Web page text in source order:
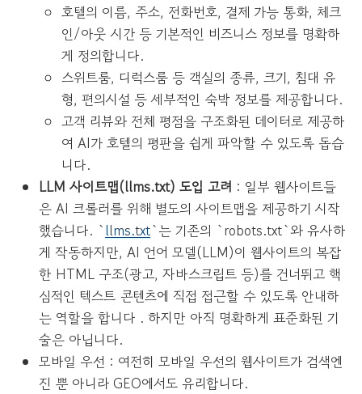
호텔의 이름, 주소, 전화번호, 결제 가능 통화, 체크
인/아웃 시간 등 기본적인 비즈니스 정보를 명확하
게 정의합니다.
스위트룸, 디럭스룸 등 객실의 종류, 크기, 침대 유
형, 편의시설 등 세부적인 숙박 정보를 제공합니다.
고객 리뷰와 전체 평점을 구조화된 데이터로 제공하
여 AI가 호텔의 평판을 쉽게 파악할 수 있도록 돕습
니다.
LLM 사이트맵(llms.txt) 도입 고려 : 일부 웹사이트들
은 AI 크롤러를 위해 별도의 사이트맵을 제공하기 시작
했습니다. `llms.txt`는 기존의 `robots.txt`와 유사하
게 작동하지만, AI 언어 모델(LLM)이 웹사이트의 복잡
한 HTML 구조(광고, 자바스크립트 등)를 건너뛰고 핵
심적인 텍스트 콘텐츠에 직접 접근할 수 있도록 안내하
는 역할을 합니다 . 하지만 아직 명확하게 표준화된 기
술은 아닙니다.
모바일 우선 : 여전히 모바일 우선의 웹사이트가 검색엔
진 뿐 아니라 GEO에서도 유리합니다.